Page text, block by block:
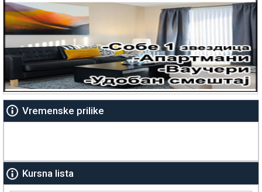
Vremenske prilike
Kursna lista